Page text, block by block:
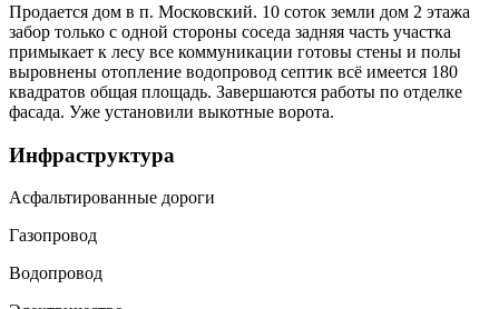
Продается дом в п. Московский. 10 соток земли дом 2 этажа
забор только с одной стороны соседа задняя часть участка
примыкает к лесу все коммуникации готовы стены и полы
выровнены отопление водопровод септик всё имеется 180
квадратов общая площадь. Завершаются работы по отделке
фасада. Уже установили выкотные ворота.
Инфраструктура
Асфальтированные дороги
Газопровод
Водопровод